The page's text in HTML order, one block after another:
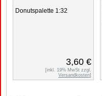
Donutspalette 1:32
3,60 €
[inkl. 19% MwSt zzgl.
Versandkosten]